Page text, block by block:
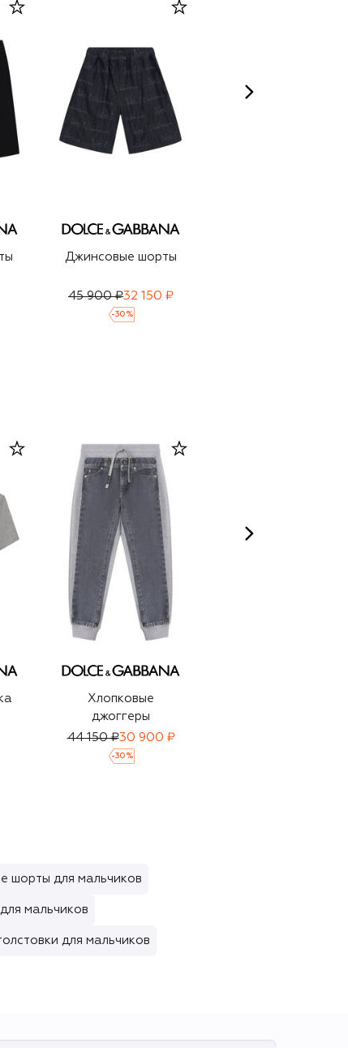
Джинсовые шорты
45 900 ₽32 150 ₽
-30 %
Хлопковые
джоггеры
44 150 ₽30 900 ₽
-30 %
шорты для мальчиков
мальчиков
для мальчиков